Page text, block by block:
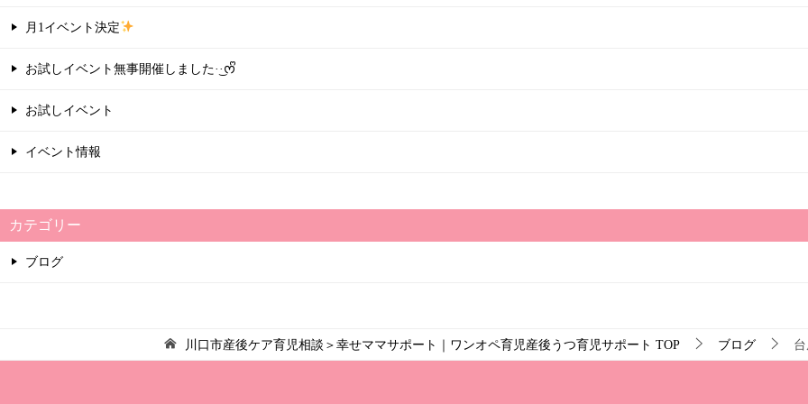
ー
ョ
ン
月1イベント決定
お試しイベント無事開催しました·͜·ᰔᩚ
お試しイベント
イベント情報
カテゴリー
ブログ
川口市産後ケア育児相談＞幸せママサポート｜ワンオペ育児産後うつ育児サポート TOP ブログ